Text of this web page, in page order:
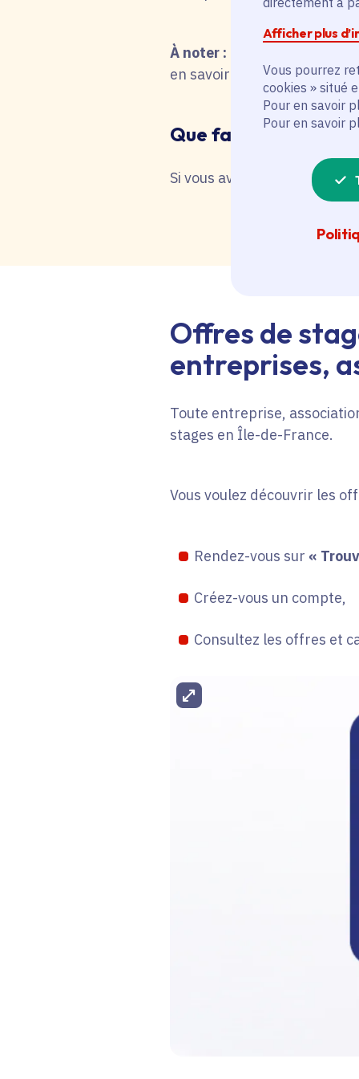
Afficher plus
Vous pourrez
cookies » situé
Pour en savoir
Pour en savoir
À noter :
pour une
en savoir plus en
Que faire en cas de
Si vous avez besoin d'une
Offres de
entreprises,
Toute entreprise,
stages en Île-de-France.
Vous voulez découvrir les
Rendez-vous sur «
Créez-vous un compte,
Consultez les offres et
Agrandir l'image